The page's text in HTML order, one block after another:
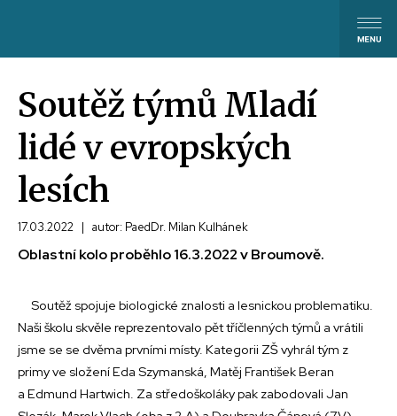
Soutěž týmů Mladí
lidé v evropských
lesích
17.03.2022 | autor: PaedDr. Milan Kulhánek
Oblastní kolo proběhlo 16.3.2022 v Broumově.
Soutěž spojuje biologické znalosti a lesnickou problematiku.
Naši školu skvěle reprezentovalo pět tříčlenných týmů a vrátili
jsme se se dvěma prvními místy. Kategorii ZŠ vyhrál tým z
primy ve složení Eda Szymanská, Matěj František Beran
a Edmund Hartwich. Za středoškoláky pak zabodovali Jan